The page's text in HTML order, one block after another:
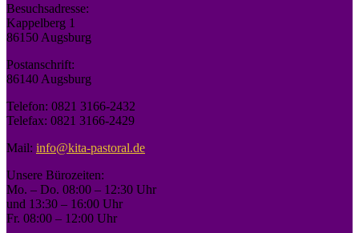
Besuchsadresse:
Kappelberg 1
86150 Augsburg
Postanschrift:
86140 Augsburg
Telefon: 0821 3166-2432
Telefax: 0821 3166-2429
Mail: info@kita-pastoral.de
Unsere Bürozeiten:
Mo. – Do. 08:00 – 12:30 Uhr
und 13:30 – 16:00 Uhr
Fr. 08:00 – 12:00 Uhr